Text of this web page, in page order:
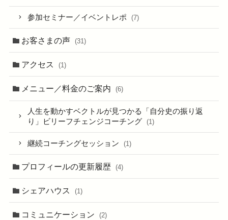
参加セミナー／イベントレポ (7)
お客さまの声 (31)
アクセス (1)
メニュー／料金のご案内 (6)
人生を動かすベクトルが見つかる「自分史の振り返
り」ビリーフチェンジコーチング
(1)
継続コーチングセッション (1)
プロフィールの更新履歴 (4)
シェアハウス (1)
コミュニケーション (2)